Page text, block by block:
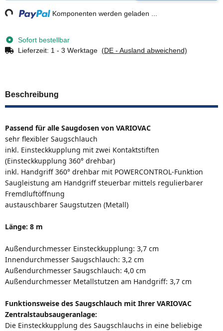
Komponenten werden geladen ...
Sofort bestellbar
Lieferzeit: 1 - 3 Werktage (DE - Ausland abweichend)
Beschreibung
Passend für alle Saugdosen von VARIOVAC
sehr flexibler Saugschlauch
inkl. Einsteckkupplung mit zwei Kontaktstiften
(Einsteckkupplung 360° drehbar)
inkl. Handgriff 360° drehbar mit POWERCONTROL-Funktion
Saugleistung am Handgriff steuerbar mittels regulierbarer
Fremdluftöffnung
austauschbarer Saugstutzen (Metall)
Länge: 8 m
Außendurchmesser Einsteckkupplung: 3,7 cm
Innendurchmesser Saugschlauch: 3,2 cm
Außendurchmesser Saugschlauch: 4,0 cm
Außendurchmesser Metallstutzen am Handgriff: 3,7 cm
Funktionsweise des Saugschlauch mit Ihrer VARIOVAC
Zentralstaubsaugeranlage:
Die Einsteckkupplung des Saugschlauchs in eine beliebige